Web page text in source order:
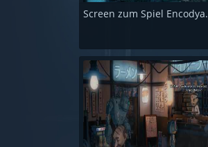
Screen zum Spiel Encodya.